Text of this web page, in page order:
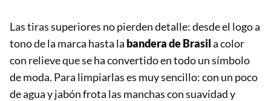
Las tiras superiores no pierden detalle: desde el logo a
tono de la marca hasta la bandera de Brasila color
con relieve que se ha convertido en todo un símbolo
de moda. Para limpiarlas es muy sencillo: con un poco
de agua y jabón frota las manchas con suavidad y